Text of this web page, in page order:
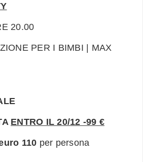
20.00
PER I BIMBI | MAX
ENTRO IL 20/12 -99 €
110 per persona